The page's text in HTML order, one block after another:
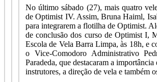
No último sábado (27), mais quatro
de Optimist IV. Assim, Bruna Haiml,
para integrarem a flotilha de Optimist.
de conclusão dos curso de Optimist I,
Escola de Vela Barra Limpa, às 18h, e
o Vice-Comodoro Administrativo
Paradeda, que destacaram a
instrutores, a direção de vela e também